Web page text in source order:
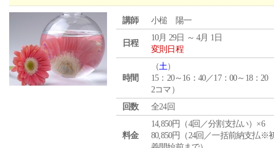
講師 小槌 陽一
日程
10月 29日 ～ 4月 1日
変則日程
時間
（土）
15：20～16：40／17：00～18：20
2コマ）
回数
全24回
料金
14,850円（4回／分割支払い）×6
80,850円（24回／一括前納支払※